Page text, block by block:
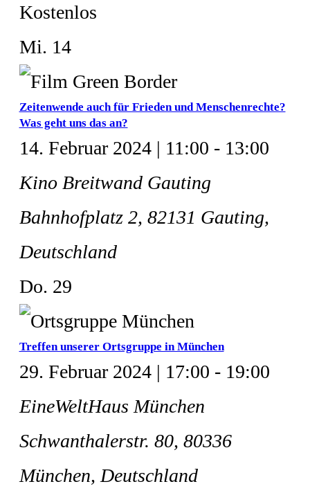
Kostenlos
Mi. 14
Zeitenwende auch für Frieden und Menschenrechte?
Was geht uns das an?
14. Februar 2024 | 11:00 - 13:00
Kino Breitwand Gauting
Bahnhofplatz 2, 82131 Gauting,
Deutschland
Do. 29
Treffen unserer Ortsgruppe in München
29. Februar 2024 | 17:00 - 19:00
EineWeltHaus München
Schwanthalerstr. 80, 80336
München, Deutschland